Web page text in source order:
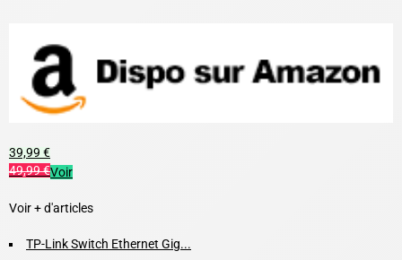
39,99 €
49,99 €Voir
Voir + d'articles
TP-Link Switch Ethernet Gig...